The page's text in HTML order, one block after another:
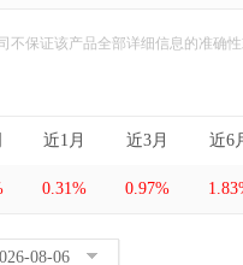
不保证该产品全部详细信息的准确
近1月 近3月 近6
0.31% 0.97%